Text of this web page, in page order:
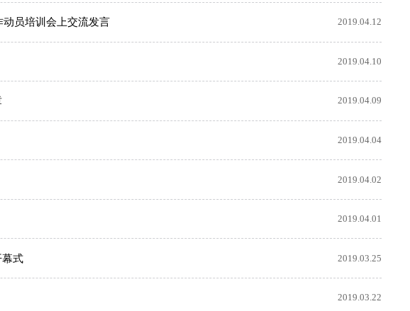
员培训会上交流发言 2019.04.12
2019.04.10
2019.04.09
2019.04.04
2019.04.02
2019.04.01
幕式 2019.03.25
2019.03.22